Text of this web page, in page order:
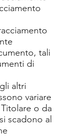
tali
di
altri
variare
o da
scadono al